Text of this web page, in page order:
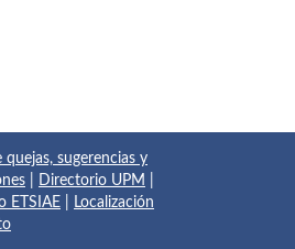
quejas, sugerencias y
Directorio UPM
ETSIAE
Localización